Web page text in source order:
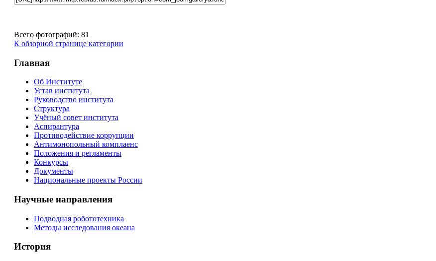
Всего фотографий: 81
К обзорной странице категории
Главная
Об Институте
Устав института
Руководство института
Структура
Учёный совет института
Аспирантура
Противодействие коррупции
Антимонопольный комплаенс
Положения и регламенты
Конкурсы
Документы
Национальные проекты России
Научные направления
Подводная робототехника
Методы исследования океана
История